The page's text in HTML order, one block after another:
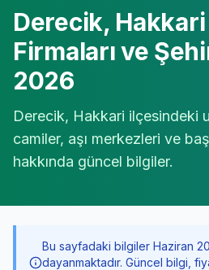
Derecik, Hakkari
Firmaları ve
2026
Derecik, Hakkari ilçesindeki
camiler, aşı merkezleri ve
hakkında güncel bilgiler.
Bu sayfadaki bilgiler Haziran
dayanmaktadır. Güncel bilgi,